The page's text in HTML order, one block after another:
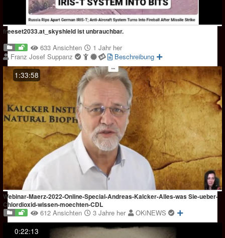
freeset2033.at_skyshield ist unbrauchbar.
633 Ansichten
1 Jahr her
Franz Josef Suppanz
Beschreibung
1:33:58
Webinar-Maerz-2022-Online-Special-Andreas-Kalcker-Alles-was Sie-ueber-
Chlordioxid-wissen-moechten-CDL
612 Ansichten 3 Jahre her
OKiNEWS
0:22:13